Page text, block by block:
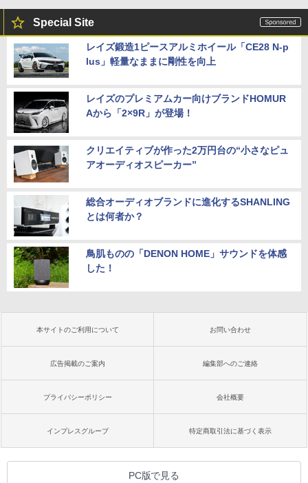
Special Site
レイズ鍛造1ピースアルミホイール「CE28 N-p
lus」軽量なままに剛性を向上
レイズのプレミアムカー向けブランドHOMUR
Aから「2×9R」が登場！
クリエイティブが作った2万円台の“小さなピュ
アオーディオスピーカー”
総合オーディオブランドに進化するSHANLING
とは何者か？
鳥肌ものの「DENON HOME」サウンドを体感
した！
本サイトのご利用について お問い合わせ
広告掲載のご案内 編集部へのご連絡
プライバシーポリシー 会社概要
インプレスグループ 特定商取引法に基づく表示
PC版で見る